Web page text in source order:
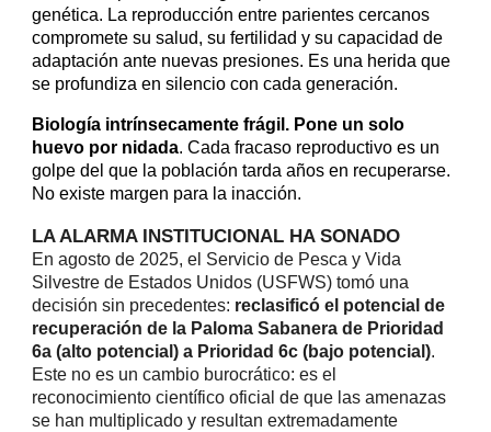
genética. La reproducción entre parientes cercanos
compromete su salud, su fertilidad y su capacidad de
adaptación ante nuevas presiones. Es una herida que
se profundiza en silencio con cada generación.
Biología intrínsecamente frágil. Pone un solo
huevo por nidada. Cada fracaso reproductivo es un
golpe del que la población tarda años en recuperarse.
No existe margen para la inacción.
LA ALARMA INSTITUCIONAL HA SONADO
En agosto de 2025, el Servicio de Pesca y Vida
Silvestre de Estados Unidos (USFWS) tomó una
decisión sin precedentes: reclasificó el potencial de
recuperación de la Paloma Sabanera de Prioridad
6a (alto potencial) a Prioridad 6c (bajo potencial).
Este no es un cambio burocrático: es el
reconocimiento científico oficial de que las amenazas
se han multiplicado y resultan extremadamente